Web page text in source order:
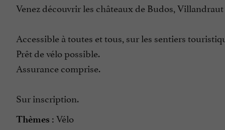
Venez découvrir les châteaux de Budos,
Accessible à toutes et tous, sur les sentiers
Prêt de vélo possible.
Assurance comprise.
Sur inscription.
Thèmes : Vélo